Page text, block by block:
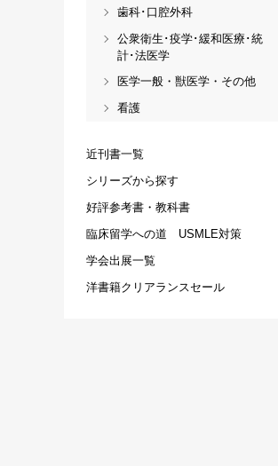
歯科･口腔外科
公衆衛生･疫学･緩和医療･統
計･法医学
医学一般・獣医学・その他
看護
近刊書一覧
シリーズから探す
好評参考書・教科書
臨床留学への道 USMLE対策
学会出展一覧
洋書籍クリアランスセール